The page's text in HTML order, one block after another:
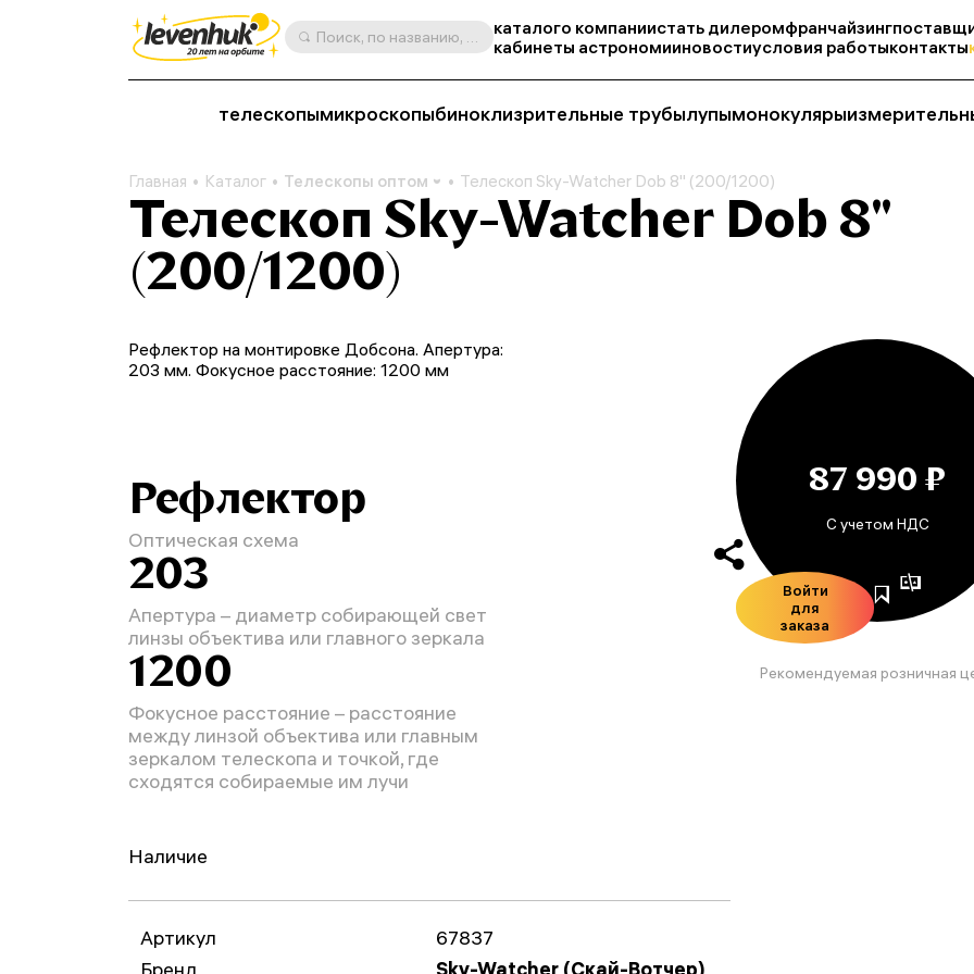
Поиск, по названию, артикулу, категории и др. каталого компаниистать дилеромфранчайзинг
кабинеты астрономииновостиусловия работыконтакты
телескопымикроскопыбиноклизрительные трубылупымонокуляры
Главная Каталог Телескопы оптом Телескоп Sky-Watcher Dob 8" (200/1200)
Телескоп Sky-Watcher Dob 8"
(200/1200)
87 990 ₽
С учетом НДС
Войти
для
заказа
Рекомендуемая розничная
Рефлектор на монтировке Добсона. Апертура:
203 мм. Фокусное расстояние: 1200 мм
Рефлектор
Оптическая схема
203
Апертура – диаметр собирающей свет
линзы объектива или главного зеркала
1200
Фокусное расстояние – расстояние
между линзой объектива или главным
зеркалом телескопа и точкой, где
сходятся собираемые им лучи
Наличие
Артикул
67837